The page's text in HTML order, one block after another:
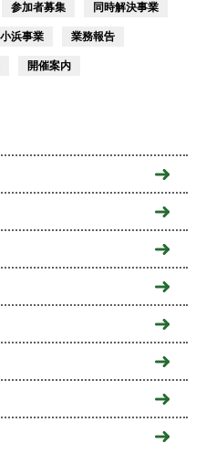
参加者募集 同時解決事業
小浜事業 業務報告
開催案内